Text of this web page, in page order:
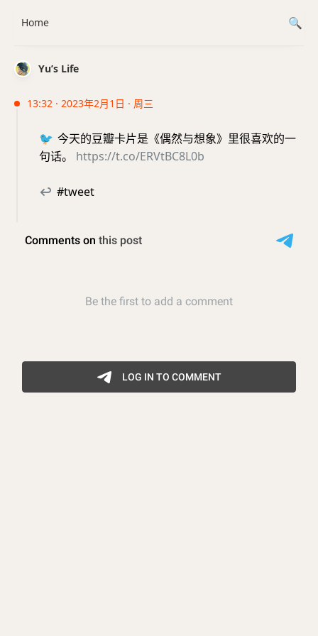
Yu’s Life
13:32 · 2023年2月1日 · 周三
🐦 今天的豆瓣卡片是《偶然与想象》里很喜欢的一
句话。 https://t.co/ERVtBC8L0b
↩ #tweet
Home